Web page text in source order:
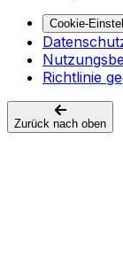
Cookie-
Richtlinie
Zurück nach oben